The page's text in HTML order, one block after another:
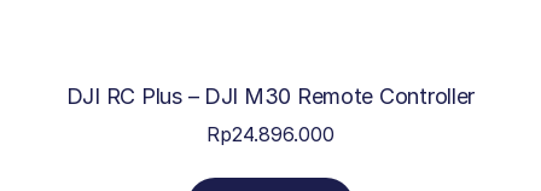
DJI RC Plus – DJI M30 Remote Controller
Rp24.896.000